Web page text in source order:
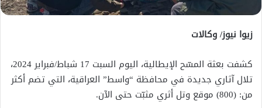
زيوا نيوز/ وكالات
كشفت بعثة المسّح الإيطالية، اليوم السبت 17 شباط/فبراير 2024،
تلال آثاري جديدة في محافظة “واسط” العراقية، التي تضم أكثر
من: (800) موقع وتل أثري مثبّت حتى الآن.